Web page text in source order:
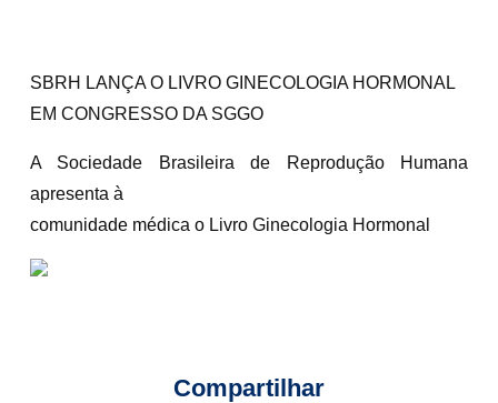
SBRH LANÇA O LIVRO GINECOLOGIA HORMONAL
EM CONGRESSO DA SGGO
A Sociedade Brasileira de Reprodução Humana
apresenta à
comunidade médica o Livro Ginecologia Hormonal
Compartilhar